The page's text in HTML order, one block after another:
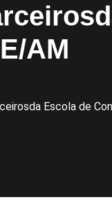
AM
Escola de